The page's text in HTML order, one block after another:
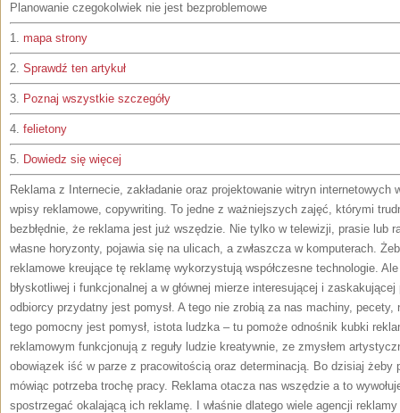
Planowanie czegokolwiek nie jest bezproblemowe
1. mapa strony
2. Sprawdź ten artykuł
3. Poznaj wszystkie szczegóły
4. felietony
5. Dowiedz się więcej
Reklama z Internecie, zakładanie oraz projektowanie witryn internetowych
wpisy reklamowe, copywriting. To jedne z ważniejszych zajęć, którymi
bezbłędnie, że reklama jest już wszędzie. Nie tylko w telewizji, prasie lub
własne horyzonty, pojawia się na ulicach, a zwłaszcza w komputerach.
reklamowe kreujące tę reklamę wykorzystują współczesne technologie.
błyskotliwej i funkcjonalnej a w głównej mierze interesującej i
odbiorcy przydatny jest pomysł. A tego nie zrobią za nas machiny,
tego pomocny jest pomysł, istota ludzka – tu pomoże odnośnik kubki
reklamowym funkcjonują z reguły ludzie kreatywnie, ze zmysłem
obowiązek iść w parze z pracowitością oraz determinacją. Bo dzisiaj
mówiąc potrzeba trochę pracy. Reklama otacza nas wszędzie a to
spostrzegać okalającą ich reklamę. I właśnie dlatego wiele agencji